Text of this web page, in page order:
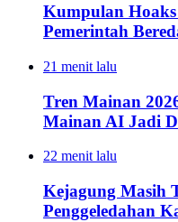
Kumpulan
Pemerintah
21 menit lalu
Tren Mainan
Mainan AI Jadi
22 menit lalu
Kejagung Masih
Penggeledahan